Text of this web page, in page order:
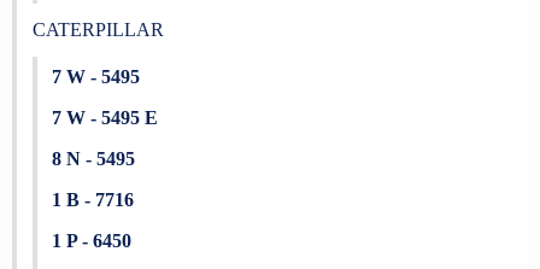
CATERPILLAR
7 W - 5495
7 W - 5495 E
8 N - 5495
1 B - 7716
1 P - 6450